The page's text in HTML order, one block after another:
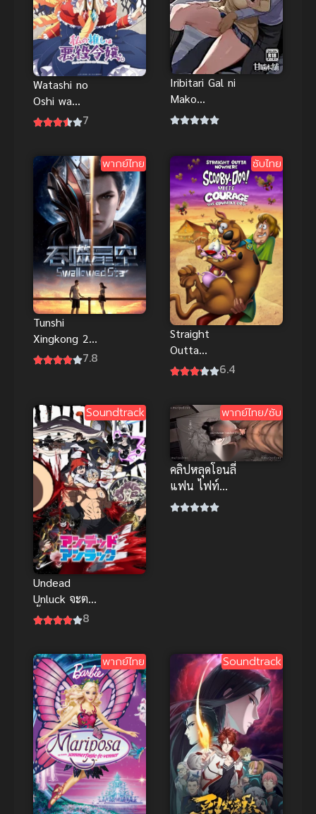
Watashi no
Oshi wa
Akuyaku
นางร้ายน่ารัก
7
Iribitari Gal ni
Mako
Tsukawasete
ไทย Big tits
สรุปก่อนดู
พากย์ไทย
Tunshi
Xingkong 2
(2021) มหา7.8
ซับไทย
Straight
Outta
Nowhere
Courage ซับ
ไทยฟรี
6.4
Soundtrack
Undead
Unluck จะตาย
ทั้งที ขอให้มัน
8
พากย์ไทย/ซับ
คลิปหลุดโอนลี่
แฟน ไฟท์
เตอร์ นัดสาว
พากย์ไทย Soundtrack